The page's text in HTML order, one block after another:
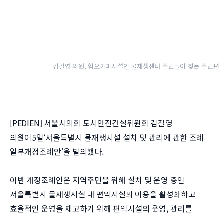
김길영 의원, 혐오기피시설인 물재생센터 주민들이 찾는 주민
[PEDIEN] 서울시의회 도시안전건설위윈회 김길영
의원이5일‘서울특별시 물재생시설 설치 및 관리에 관한 조례
일부개정조례안’을 발의했다.
이번 개정조례안은 지역주민을 위해 설치 및 운영 중인
서울특별시 물재생시설 내 편익시설의 이용을 활성화하고
효율적인 운영을 제고하기 위해 편익시설의 운영, 관리를